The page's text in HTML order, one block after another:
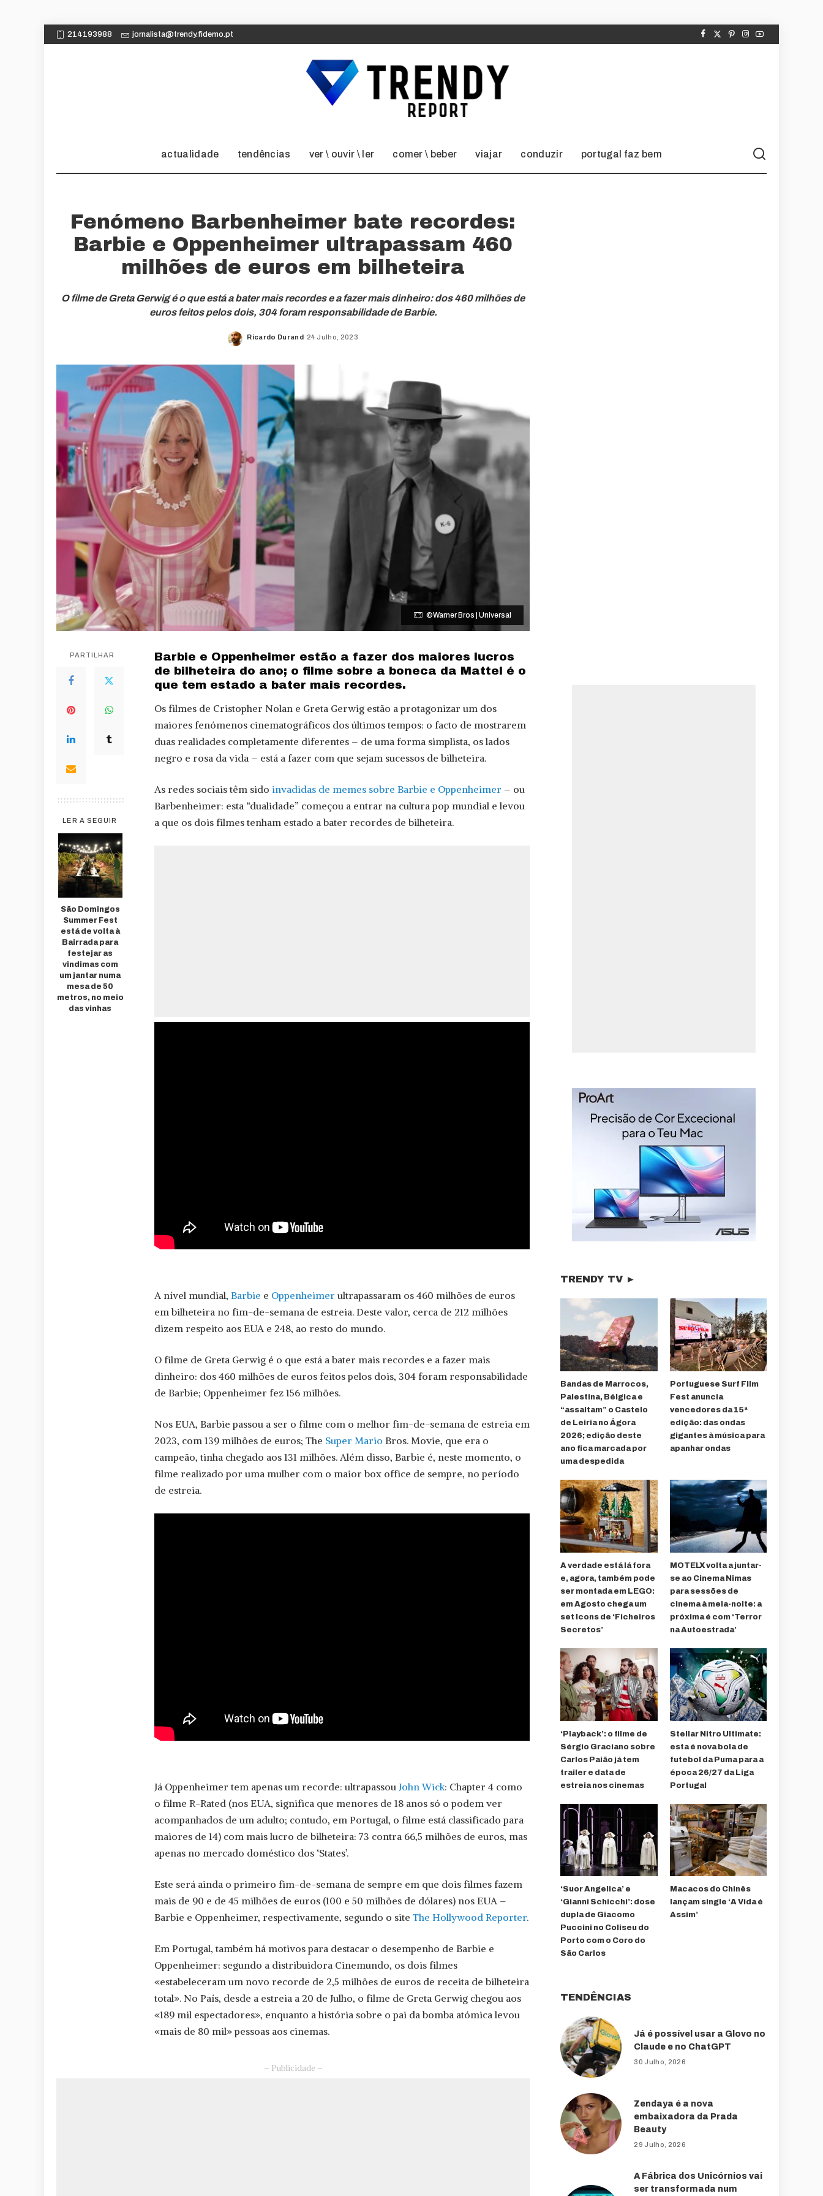
214193988 jornalista@trendy.fidemo.pt
actualidade tendências ver \ ouvir \ ler comer \ beber viajar conduzir portugal faz bem
Fenómeno Barbenheimer bate recordes:
Barbie e Oppenheimer ultrapassam 460
milhões de euros em bilheteira
O filme de Greta Gerwig é o que está a bater mais recordes e a fazer mais dinheiro: dos 460 milhões de
euros feitos pelos dois, 304 foram responsabilidade de Barbie.
Posted
Ricardo Durand 24 Julho, 2023
©Warner Bros | Universal
PARTILHAR
LER A SEGUIR
São Domingos
Summer Fest
está de volta à
Bairrada para
festejar as
vindimas com
um jantar numa
mesa de 50
metros, no meio
das vinhas
Barbie e Oppenheimer estão a fazer dos maiores lucros
de bilheteira do ano; o filme sobre a boneca da Mattel é o
que tem estado a bater mais recordes.
Os filmes de Cristopher Nolan e Greta Gerwig estão a protagonizar um dos
maiores fenómenos cinematográficos dos últimos tempos: o facto de mostrarem
duas realidades completamente diferentes – de uma forma simplista, os lados
negro e rosa da vida – está a fazer com que sejam sucessos de bilheteira.
As redes sociais têm sido invadidas de memes sobre Barbie e Oppenheimer – ou
Barbenheimer: esta “dualidade” começou a entrar na cultura pop mundial e levou
a que os dois filmes tenham estado a bater recordes de bilheteira.
A nível mundial, Barbie e Oppenheimer ultrapassaram os 460 milhões de euros
em bilheteira no fim-de-semana de estreia. Deste valor, cerca de 212 milhões
dizem respeito aos EUA e 248, ao resto do mundo.
O filme de Greta Gerwig é o que está a bater mais recordes e a fazer mais
dinheiro: dos 460 milhões de euros feitos pelos dois, 304 foram responsabilidade
de Barbie; Oppenheimer fez 156 milhões.
Nos EUA, Barbie passou a ser o filme com o melhor fim-de-semana de estreia em
2023, com 139 milhões de euros; The Super Mario Bros. Movie, que era o
campeão, tinha chegado aos 131 milhões. Além disso, Barbie é, neste momento, o
filme realizado por uma mulher com o maior box office de sempre, no período
de estreia.
Já Oppenheimer tem apenas um recorde: ultrapassou John Wick: Chapter 4 como
o filme R-Rated (nos EUA, significa que menores de 18 anos só o podem ver
acompanhados de um adulto; contudo, em Portugal, o filme está classificado para
maiores de 14) com mais lucro de bilheteira: 73 contra 66,5 milhões de euros, mas
apenas no mercado doméstico dos ‘States’.
Este será ainda o primeiro fim-de-semana de sempre em que dois filmes fazem
mais de 90 e de 45 milhões de euros (100 e 50 milhões de dólares) nos EUA –
Barbie e Oppenheimer, respectivamente, segundo o site The Hollywood Reporter.
Em Portugal, também há motivos para destacar o desempenho de Barbie e
Oppenheimer: segundo a distribuidora Cinemundo, os dois filmes
«estabeleceram um novo recorde de 2,5 milhões de euros de receita de bilheteira
total». No País, desde a estreia a 20 de Julho, o filme de Greta Gerwig chegou aos
«189 mil espectadores», enquanto a história sobre o pai da bomba atómica levou
«mais de 80 mil» pessoas aos cinemas.
– Publicidade –
TRENDY TV ►
Bandas de Marrocos,
Palestina, Bélgica e
“assaltam” o Castelo
de Leiria no Ágora
2026; edição deste
ano fica marcada por
uma despedida
Portuguese Surf Film
Fest anuncia
vencedores da 15ª
edição: das ondas
gigantes à música para
apanhar ondas
A verdade está lá fora
e, agora, também pode
ser montada em LEGO:
em Agosto chega um
set Icons de ‘Ficheiros
Secretos’
MOTELX volta a juntar-
se ao Cinema Nimas
para sessões de
cinema à meia-noite: a
próxima é com ‘Terror
na Autoestrada’
‘Playback’: o filme de
Sérgio Graciano sobre
Carlos Paião já tem
trailer e data de
estreia nos cinemas
Stellar Nitro Ultimate:
esta é nova bola de
futebol da Puma para a
época 26/27 da Liga
Portugal
‘Suor Angelica’ e
‘Gianni Schicchi’: dose
dupla de Giacomo
Puccini no Coliseu do
Porto com o Coro do
São Carlos
Macacos do Chinês
lançam single ‘A Vida é
Assim’
TENDÊNCIAS
Já é possível usar a Glovo no
Claude e no ChatGPT
30 Julho, 2026
Zendaya é a nova
embaixadora da Prada
Beauty
29 Julho, 2026
A Fábrica dos Unicórnios vai
ser transformada num